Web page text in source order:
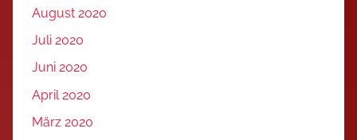
August 2020
Juli 2020
Juni 2020
April 2020
März 2020